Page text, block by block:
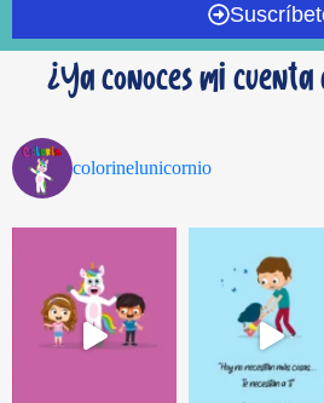
¿Ya conoces mi
colorinelunicornio